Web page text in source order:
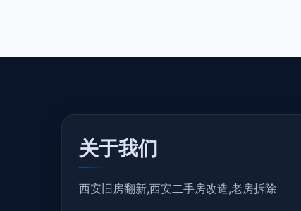
关于我们
西安旧房翻新,西安二手房改造,老房拆除